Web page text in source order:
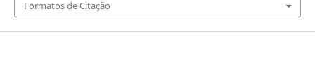
Formatos de Citação